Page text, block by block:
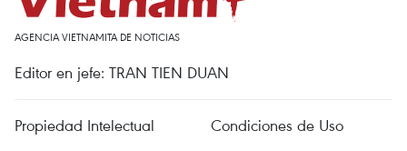
AGENCIA VIETNAMITA DE NOTICIAS
Editor en jefe: TRAN TIEN DUAN
Propiedad Intelectual
Condiciones de Uso